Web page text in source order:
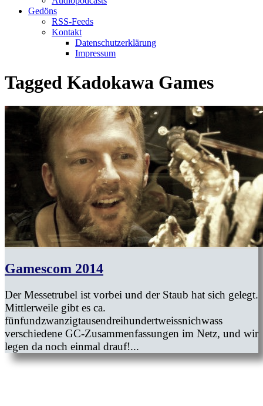
Gedöns
RSS-Feeds
Kontakt
Datenschutzerklärung
Impressum
Tagged Kadokawa Games
Gamescom 2014
Der Messetrubel ist vorbei und der Staub hat sich gelegt.
Mittlerweile gibt es ca.
fünfundzwanzigtausendreihundertweissnichwass
verschiedene GC-Zusammenfassungen im Netz, und wir
legen da noch einmal drauf!...